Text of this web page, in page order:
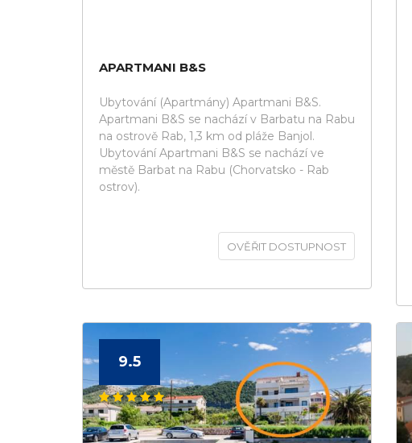
APARTMANI B&S
Ubytování (Apartmány) Apartmani B&S.
Apartmani B&S se nachází v Barbatu na Rabu
na ostrově Rab, 1,3 km od pláže Banjol.
Ubytování Apartmani B&S se nachází ve
městě Barbat na Rabu (Chorvatsko - Rab
ostrov).
OVĚŘIT DOSTUPNOST
9.5